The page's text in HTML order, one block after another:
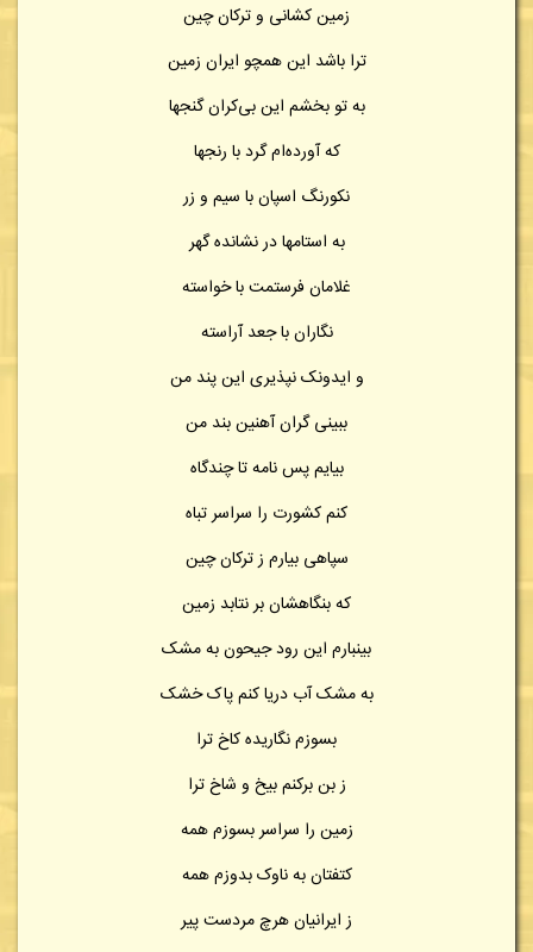
زمین کشانی و ترکان چین
ترا باشد این همچو ایران زمین
به تو بخشم این بی‌کران گنجها
که آورده‌ام گرد با رنجها
نکورنگ اسپان با سیم و زر
به استامها در نشانده گهر
غلامان فرستمت با خواسته
نگاران با جعد آراسته
و ایدونک نپذیری این پند من
ببینی گران آهنین بند من
بیایم پس نامه تا چندگاه
کنم کشورت را سراسر تباه
سپاهی بیارم ز ترکان چین
که بنگاهشان بر نتابد زمین
بینبارم این رود جیحون به مشک
به مشک آب دریا کنم پاک خشک
بسوزم نگاریده کاخ ترا
ز بن برکنم بیخ و شاخ ترا
زمین را سراسر بسوزم همه
کتفتان به ناوک بدوزم همه
ز ایرانیان هرچ مردست پیر